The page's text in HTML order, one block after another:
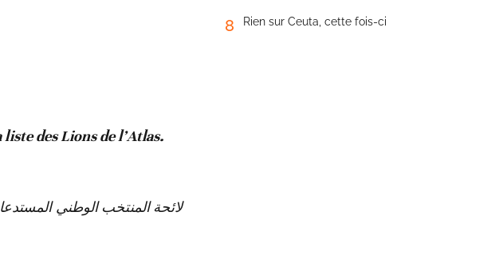
des Lions de l’Atlas.
لائحة المنتخب الوطني
8 Rien sur Ceuta, cette fois-ci